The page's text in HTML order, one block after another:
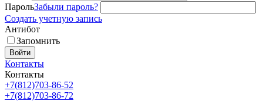
ПарольЗабыли пароль?
Создать учетную запись
Антибот
Запомнить
Войти
Контакты
Контакты
+7(812)703-86-52
+7(812)703-86-72